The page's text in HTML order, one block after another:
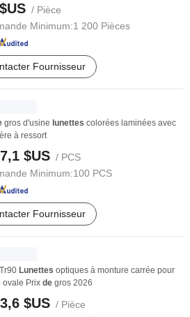
/ Pièce
Minimum:1 200 Pièces
Fournisseur
gros d'usine lunettes colorées laminées avec
à ressort
$US / PCS
Minimum:100 PCS
Fournisseur
Tr90 Lunettes optiques à monture carrée pour
ovale Prix de gros 2026
$US / Pièce